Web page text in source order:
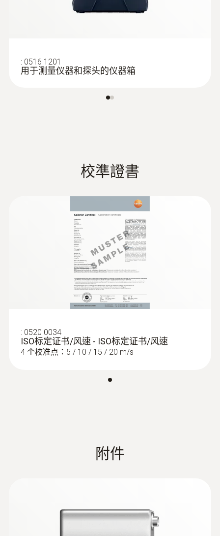
套（以使風速儀防水、防汙和防撞擊）。
查看此產品的客戶也查看了
testo 405i - 智能無線迷你熱線式風速儀
testo Smart Probes - 德圖智能無線迷你
通風系統檢測套裝
182 x 64 x 40 mm
電池使用時間
: 0516 1201
用于测量仪器和探头的仪器箱
校準證書
: 0520 0034
ISO标定证书/风速 - ISO标定证书/风速
4 个校准点：5 / 10 / 15 / 20 m/s
附件